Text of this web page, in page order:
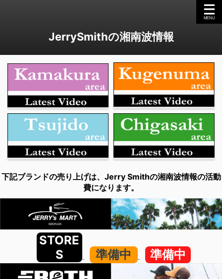
JerrySmithの湘南波情報
下記ブランドの売り上げは、Jerry Smithの湘南波情報の活動
費になります。
STORE
S
準備中 準備中